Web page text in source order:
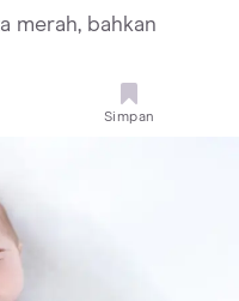
merah, bahkan
Simpan